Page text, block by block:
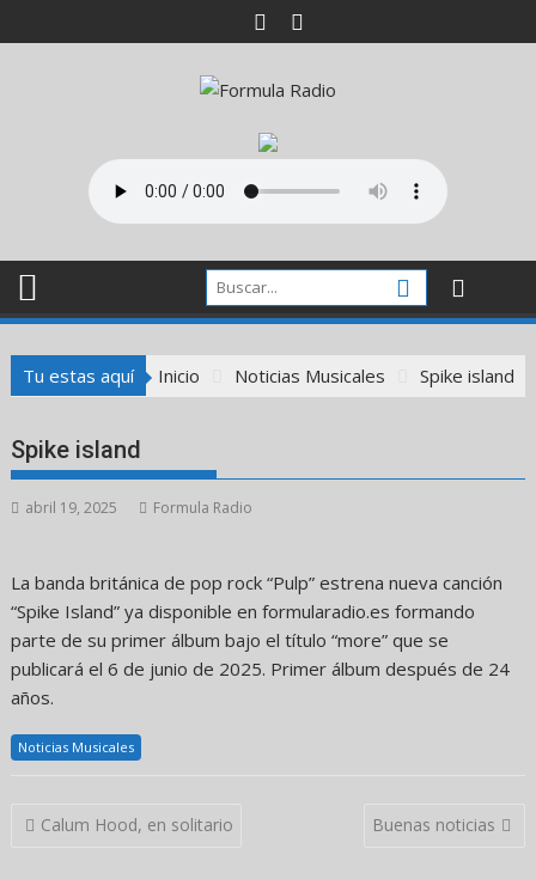
al
Tu estas aquí Inicio Noticias Musicales Spike island
Spike island
abril 19, 2025 Formula Radio
La banda británica de pop rock “Pulp” estrena nueva canción
“Spike Island” ya disponible en formularadio.es formando
parte de su primer álbum bajo el título “more” que se
publicará el 6 de junio de 2025. Primer álbum después de 24
años.
Noticias Musicales
Navegación
Calum Hood, en solitario Buenas noticias